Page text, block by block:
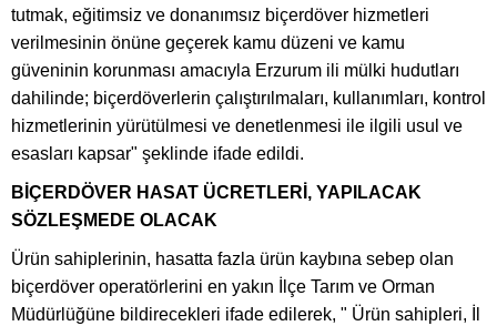
tutmak, eğitimsiz ve donanımsız biçerdöver hizmetleri
verilmesinin önüne geçerek kamu düzeni ve kamu
güveninin korunması amacıyla Erzurum ili mülki hudutları
dahilinde; biçerdöverlerin çalıştırılmaları, kullanımları, kontrol
hizmetlerinin yürütülmesi ve denetlenmesi ile ilgili usul ve
esasları kapsar" şeklinde ifade edildi.
BİÇERDÖVER HASAT ÜCRETLERİ, YAPILACAK
SÖZLEŞMEDE OLACAK
Ürün sahiplerinin, hasatta fazla ürün kaybına sebep olan
biçerdöver operatörlerini en yakın İlçe Tarım ve Orman
Müdürlüğüne bildirecekleri ifade edilerek, " Ürün sahipleri, İl